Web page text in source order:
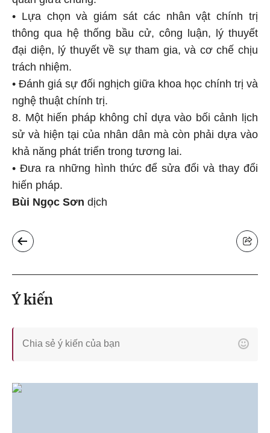
• Lựa chọn và giám sát các nhân vật chính trị
thông qua hệ thống bầu cử, công luận, lý thuyết
đại diện, lý thuyết về sự tham gia, và cơ chế chịu
trách nhiệm.
• Đánh giá sự đối nghịch giữa khoa học chính trị và
nghệ thuật chính trị.
8. Một hiến pháp không chỉ dựa vào bối cảnh lịch
sử và hiện tại của nhân dân mà còn phải dựa vào
khả năng phát triển trong tương lai.
• Đưa ra những hình thức để sửa đổi và thay đổi
hiến pháp.
Bùi Ngọc Sơn dịch
Ý kiến